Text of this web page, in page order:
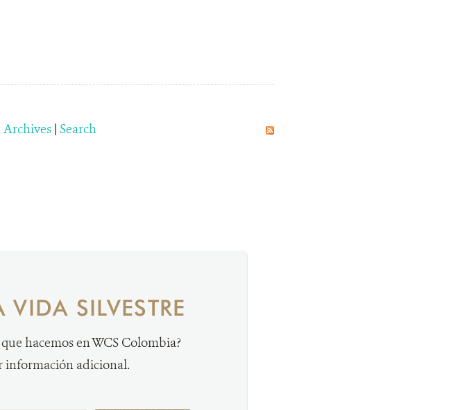
Archives | Search
SILVESTRE
hacemos en WCS Colombia?
información adicional.